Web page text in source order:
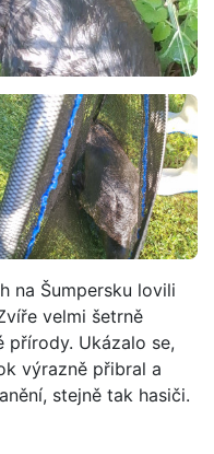
na Šumpersku lovili
velmi šetrně
Ukázalo se,
výrazně přibral a
stejně tak hasiči.